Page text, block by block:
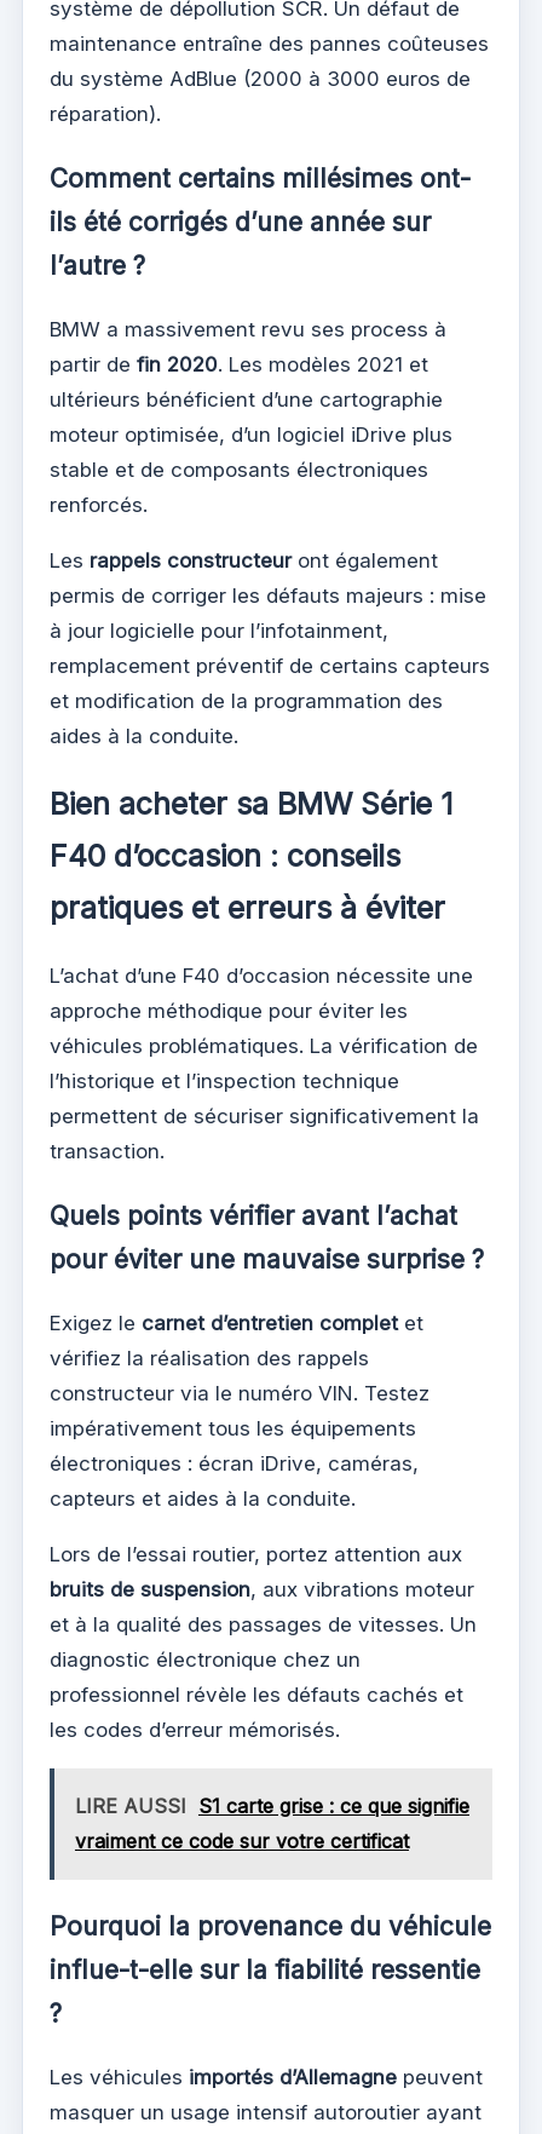
système de dépollution SCR. Un défaut de
maintenance entraîne des pannes coûteuses
du système AdBlue (2000 à 3000 euros de
réparation).
Comment certains millésimes ont-
ils été corrigés d’une année sur
l’autre ?
BMW a massivement revu ses process à
partir de fin 2020. Les modèles 2021 et
ultérieurs bénéficient d’une cartographie
moteur optimisée, d’un logiciel iDrive plus
stable et de composants électroniques
renforcés.
Les rappels constructeuront également
permis de corriger les défauts majeurs : mise
à jour logicielle pour l’infotainment,
remplacement préventif de certains capteurs
et modification de la programmation des
aides à la conduite.
Bien acheter sa BMW Série 1
F40 d’occasion : conseils
pratiques et erreurs à éviter
L’achat d’une F40 d’occasion nécessite une
approche méthodique pour éviter les
véhicules problématiques. La vérification de
l’historique et l’inspection technique
permettent de sécuriser significativement la
transaction.
Quels points vérifier avant l’achat
pour éviter une mauvaise surprise ?
Exigez le carnet d’entretien completet
vérifiez la réalisation des rappels
constructeur via le numéro VIN. Testez
impérativement tous les équipements
électroniques : écran iDrive, caméras,
capteurs et aides à la conduite.
Lors de l’essai routier, portez attention aux
bruits de suspension, aux vibrations moteur
et à la qualité des passages de vitesses. Un
diagnostic électronique chez un
professionnel révèle les défauts cachés et
les codes d’erreur mémorisés.
LIRE AUSSI S1 carte grise : ce que signifie
vraiment ce code sur votre certificat
Pourquoi la provenance du véhicule
influe-t-elle sur la fiabilité ressentie
?
Les véhicules importés d’Allemagne peuvent
masquer un usage intensif autoroutier ayant